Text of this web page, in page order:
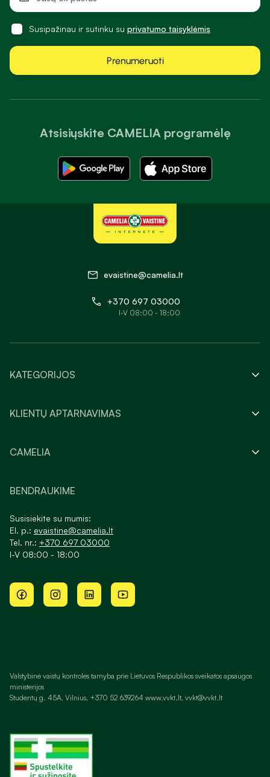
Atsisiųskite CAMELIA programėlę
Susipažinau ir sutinku su privatumo taisyklėmis
Prenumeruoti
evaistine@camelia.lt
+370 697 03000
I-V 08:00 - 18:00
KATEGORIJOS
KLIENTŲ APTARNAVIMAS
CAMELIA
BENDRAUKIME
Susisiekite su mumis:
El. p.: evaistine@camelia.lt
Tel. nr.: +370 697 03000
I-V 08:00 - 18:00
Valstybinė vaistų kontrolės tarnyba prie Lietuvos Respublikos sveikatos apsaugos
ministerijos
Studentų g. 45A, Vilnius, +370 52 639264 www.vvkt.lt, vvkt@vvkt.lt